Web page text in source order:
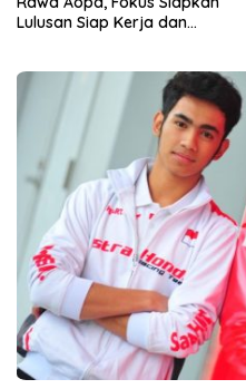
2026